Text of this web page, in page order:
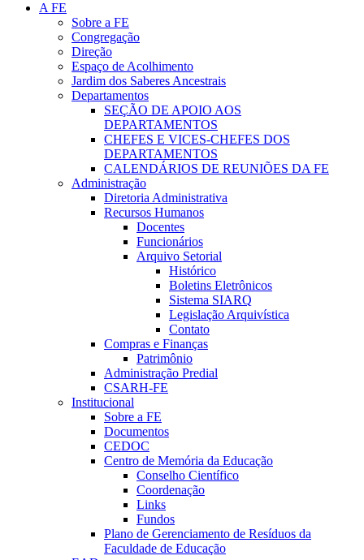
A FE
Sobre a FE
Congregação
Direção
Espaço de Acolhimento
Jardim dos Saberes Ancestrais
Departamentos
SEÇÃO DE APOIO AOS
DEPARTAMENTOS
CHEFES E VICES-CHEFES DOS
DEPARTAMENTOS
CALENDÁRIOS DE REUNIÕES DA FE
Administração
Diretoria Administrativa
Recursos Humanos
Docentes
Funcionários
Arquivo Setorial
Histórico
Boletins Eletrônicos
Sistema SIARQ
Legislação Arquivística
Contato
Compras e Finanças
Patrimônio
Administração Predial
CSARH-FE
Institucional
Sobre a FE
Documentos
CEDOC
Centro de Memória da Educação
Conselho Científico
Coordenação
Links
Fundos
Plano de Gerenciamento de Resíduos da
Faculdade de Educação